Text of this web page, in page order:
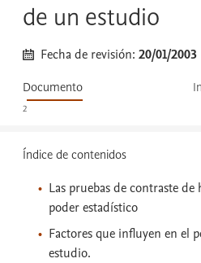
de un estudio
Fecha de revisión:20/01/2003
Documento
2
Índice de contenidos
Las pruebas de contraste
poder estadístico
Factores que influyen en el
estudio.